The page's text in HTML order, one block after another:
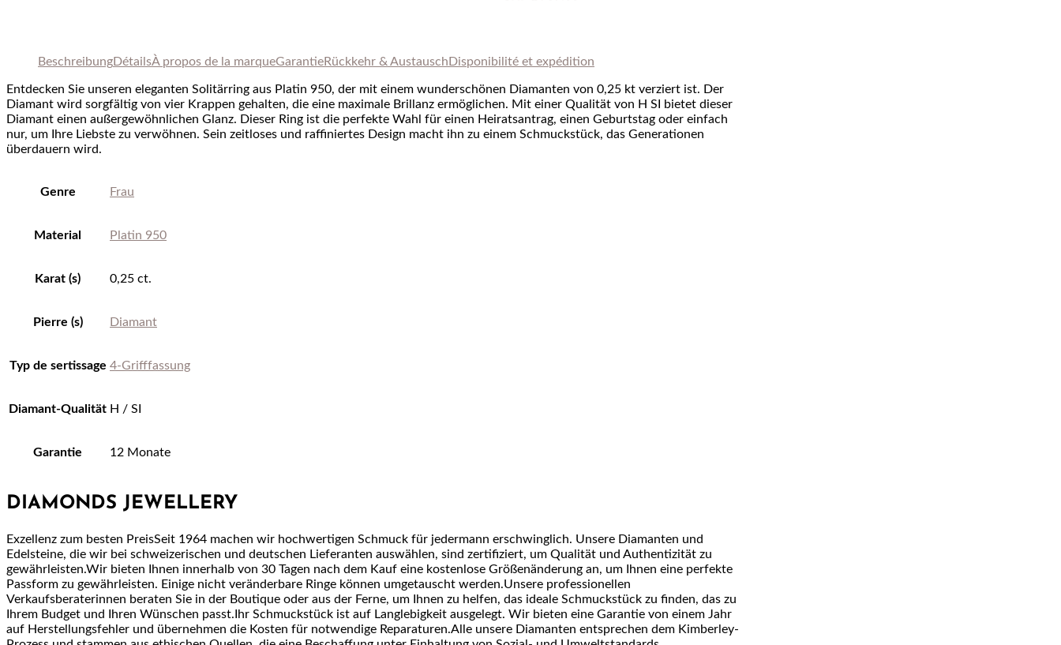
BeschreibungDétailsÀ propos de la marqueGarantieRückkehr & Austausch Disponibilité et expédition
Entdecken Sie unseren eleganten Solitärring aus Platin 950, der mit einem wunderschönen Diamanten von 0,25 kt verziert ist. Der
Diamant wird sorgfältig von vier Krappen gehalten, die eine maximale Brillanz ermöglichen. Mit einer Qualität von H SI bietet dieser
Diamant einen außergewöhnlichen Glanz. Dieser Ring ist die perfekte Wahl für einen Heiratsantrag, einen Geburtstag oder einfach
nur, um Ihre Liebste zu verwöhnen. Sein zeitloses und raffiniertes Design macht ihn zu einem Schmuckstück, das Generationen
überdauern wird.
Genre Frau
Material Platin 950
Karat (s) 0,25 ct.
Pierre (s) Diamant
Typ de sertissage 4-Grifffassung
Diamant-Qualität H / SI
Garantie 12 Monate
DIAMONDS JEWELLERY
Exzellenz zum besten PreisSeit 1964 machen wir hochwertigen Schmuck für jedermann erschwinglich. Unsere Diamanten und
Edelsteine, die wir bei schweizerischen und deutschen Lieferanten auswählen, sind zertifiziert, um Qualität und Authentizität zu
gewährleisten.Wir bieten Ihnen innerhalb von 30 Tagen nach dem Kauf eine kostenlose Größenänderung an, um Ihnen eine perfekte
Passform zu gewährleisten. Einige nicht veränderbare Ringe können umgetauscht werden.Unsere professionellen
Verkaufsberaterinnen beraten Sie in der Boutique oder aus der Ferne, um Ihnen zu helfen, das ideale Schmuckstück zu finden, das zu
Ihrem Budget und Ihren Wünschen passt.Ihr Schmuckstück ist auf Langlebigkeit ausgelegt. Wir bieten eine Garantie von einem Jahr
auf Herstellungsfehler und übernehmen die Kosten für notwendige Reparaturen.Alle unsere Diamanten entsprechen dem Kimberley-